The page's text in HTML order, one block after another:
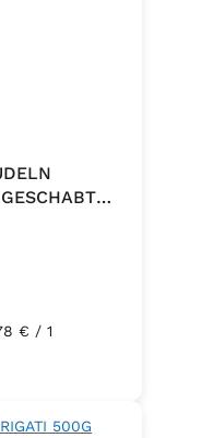
€ / 1